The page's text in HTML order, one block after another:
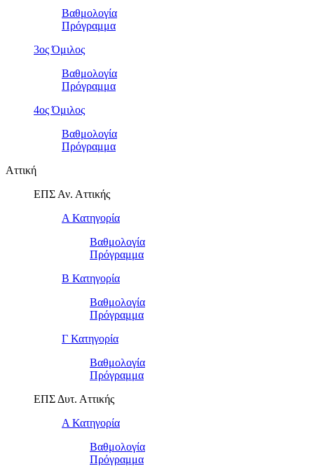
Βαθμολογία
Πρόγραμμα
3ος Όμιλος
Βαθμολογία
Πρόγραμμα
4ος Όμιλος
Βαθμολογία
Πρόγραμμα
Αττική
ΕΠΣ Αν. Αττικής
Α Κατηγορία
Βαθμολογία
Πρόγραμμα
Β Κατηγορία
Βαθμολογία
Πρόγραμμα
Γ Κατηγορία
Βαθμολογία
Πρόγραμμα
ΕΠΣ Δυτ. Αττικής
Α Κατηγορία
Βαθμολογία
Πρόγραμμα